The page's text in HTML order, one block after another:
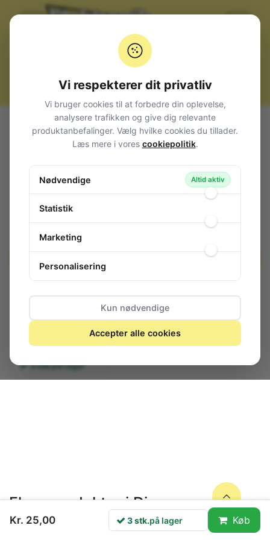
Alle produkter Komponenter IC, diverse
Diverse
TV-Ton-ZF, FM-ZF,Dem, NF-Tr DIP-14
129-244 / CA3065
3 stk.på lager
Kr. 25,00 3 stk.på lager Køb
Flere produkter i Diverse
Vi respekterer dit privatliv
Vi bruger cookies til at forbedre din oplevelse,
analysere trafikken og give dig relevante
produktanbefalinger. Vælg hvilke cookies du tillader.
Læs mere i vores cookiepolitik.
Nødvendige Altid aktiv
Statistik
Marketing
Personalisering
Kun nødvendige
Accepter alle cookies